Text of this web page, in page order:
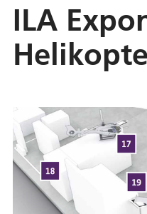
ILA